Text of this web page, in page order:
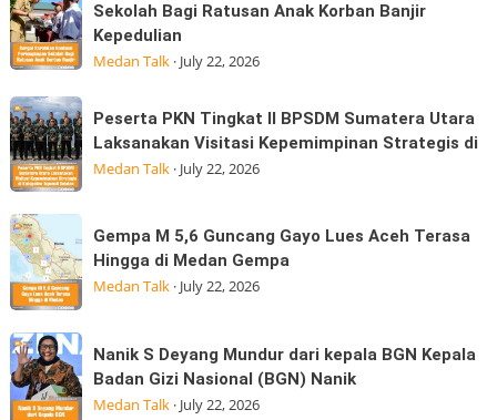
Membayar
MK
tanjakan
di
Marindal
dijalan
Tritura
Sergai
Serahkan
Bantuan
Perlengkapan
Sekolah
Bagi
Ratusan
Anak
Korban
Banjir
Kepedulian
Sekolah Bagi Ratusan Anak Korban Banjir
Kepedulian
Medan Talk· July 22, 2026
Peserta
PKN
Tingkat
II
BPSDM
Sumatera
Utara
Laksanakan
Kepemimpinan
Strategis
di
Peserta PKN Tingkat II BPSDM Sumatera Utara
Laksanakan Visitasi Kepemimpinan Strategis di
Medan Talk· July 22, 2026
Gempa
M
5,6
Guncang
Gayo
Lues
Aceh
Terasa
Gempa M 5,6 Guncang Gayo Lues Aceh Terasa
Hingga di Medan Gempa
Medan Talk· July 22, 2026
Nanik
S
Deyang
Nanik S Deyang Mundur dari kepala BGN Kepala
Badan Gizi Nasional (BGN) Nanik
Medan Talk· July 22, 2026